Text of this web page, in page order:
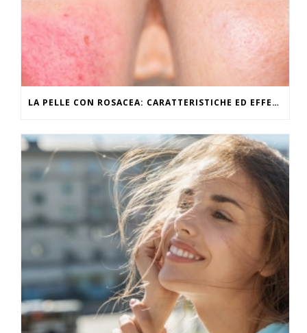
LA PELLE CON ROSACEA: CARATTERISTICHE ED EFFETTI DEL CALDO